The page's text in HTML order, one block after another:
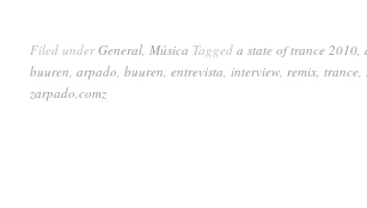
Filed underGeneral, Música Tagged a state of trance 2010,
buuren, arpado, buuren, entrevista, interview, remix, trance,
zarpado.comz